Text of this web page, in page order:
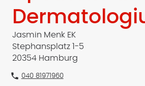
Jasmin Menk EK
Stephansplatz 1-5
20354 Hamburg
phone 040 81971960